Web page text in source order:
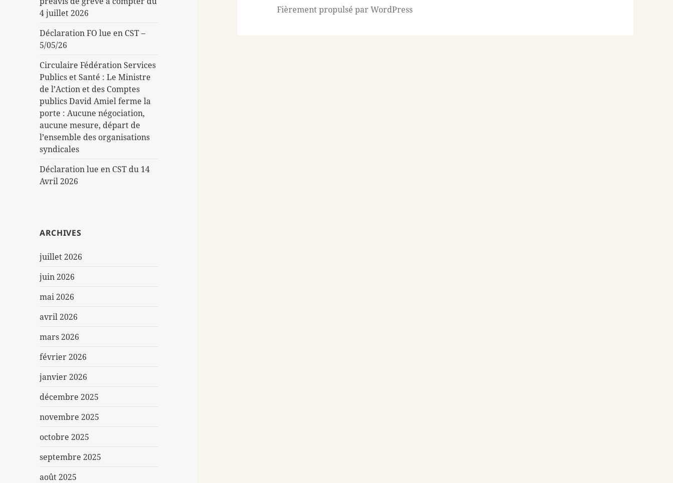
4 juillet 2026
Déclaration FO lue en CST –
5/05/26
Circulaire Fédération Services
Publics et Santé : Le Ministre
de l’Action et des Comptes
publics David Amiel ferme la
porte : Aucune négociation,
aucune mesure, départ de
l’ensemble des organisations
syndicales
Déclaration lue en CST du 14
Avril 2026
ARCHIVES
juillet 2026
juin 2026
mai 2026
avril 2026
mars 2026
février 2026
janvier 2026
décembre 2025
novembre 2025
octobre 2025
septembre 2025
août 2025
Fièrement propulsé par WordPress